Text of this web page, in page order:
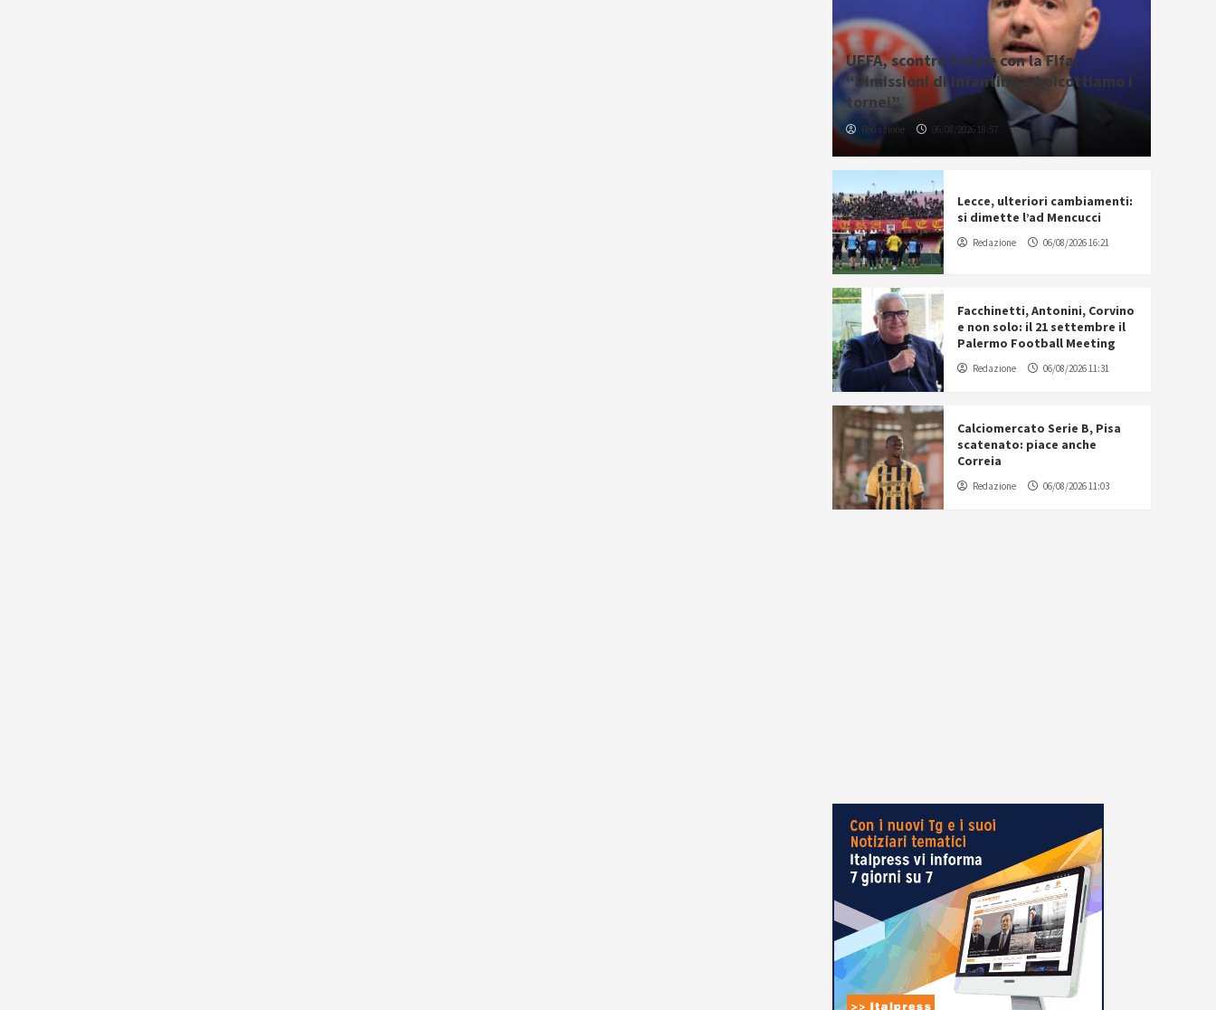
UEFA, scontro totale con la Fifa:
“Dimissioni di Infantino o boicottiamo i
tornei”
Redazione 06/08/2026 18:57
Lecce, ulteriori cambiamenti:
si dimette l’ad Mencucci
Redazione 06/08/2026 16:21
Facchinetti, Antonini, Corvino
e non solo: il 21 settembre il
Palermo Football Meeting
Redazione 06/08/2026 11:31
Calciomercato Serie B, Pisa
scatenato: piace anche
Correia
Redazione 06/08/2026 11:03